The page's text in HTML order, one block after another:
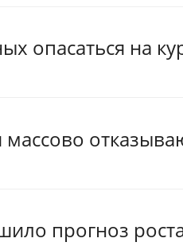
опасаться на
прогноз